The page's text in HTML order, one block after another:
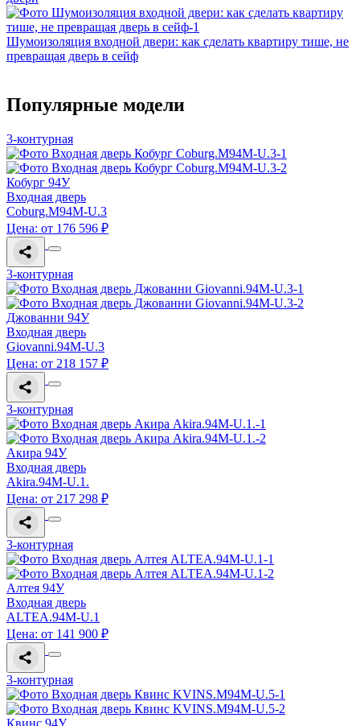
Шумоизоляция входной двери: как сделать квартиру тише, не
превращая дверь в сейф
Популярные модели
3-контурная
Кобург 94У
Входная дверь
Coburg.M94M-U.3
Цена: от 176 596 ₽
3-контурная
Джованни 94У
Входная дверь
Giovanni.94M-U.3
Цена: от 218 157 ₽
3-контурная
Акира 94У
Входная дверь
Akira.94M-U.1.
Цена: от 217 298 ₽
3-контурная
Алтея 94У
Входная дверь
ALTEA.94M-U.1
Цена: от 141 900 ₽
3-контурная